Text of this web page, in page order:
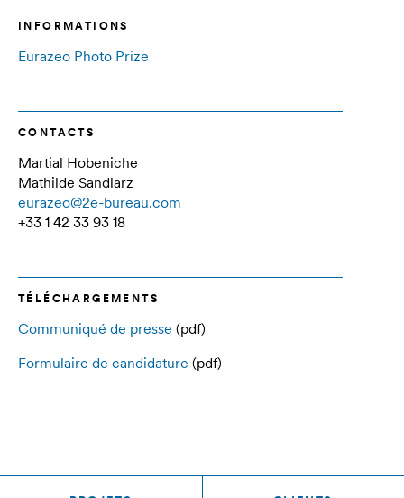
INFORMATIONS
Eurazeo Photo Prize
CONTACTS
Martial Hobeniche
Mathilde Sandlarz
eurazeo@2e-bureau.com
+33 1 42 33 93 18
TÉLÉCHARGEMENTS
Communiqué de presse (pdf)
Formulaire de candidature (pdf)